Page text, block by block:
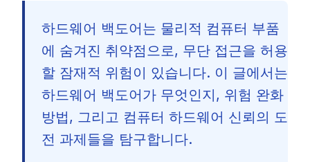
하드웨어 백도어는 물리적 컴퓨터 부품
에 숨겨진 취약점으로, 무단 접근을 허용
할 잠재적 위험이 있습니다. 이 글에서는
하드웨어 백도어가 무엇인지, 위험 완화
방법, 그리고 컴퓨터 하드웨어 신뢰의 도
전 과제들을 탐구합니다.